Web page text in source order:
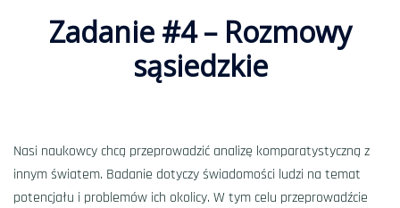
Zadanie #4 – Rozmowy
sąsiedzkie
Nasi naukowcy chcą przeprowadzić analizę komparatystyczną z
innym światem. Badanie dotyczy świadomości ludzi na temat
potencjału i problemów ich okolicy. W tym celu przeprowadźcie